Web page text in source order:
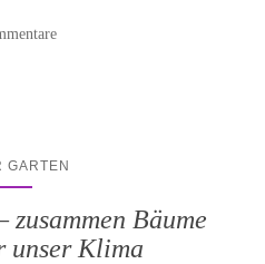
GARTEN
Bäume
unser Klima